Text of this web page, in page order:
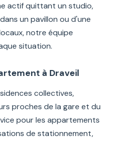
actif quittant un studio,
un pavillon ou d'une
notre équipe
situation.
à Draveil
collectives,
proches de la gare et du
pour les appartements
de stationnement,